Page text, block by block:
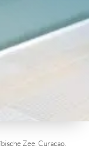
Zee, Curaçao,